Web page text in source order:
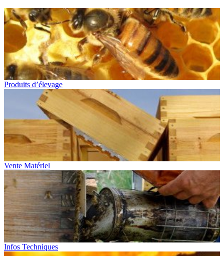
Produits d’élevage
Vente Matériel
Infos Techniques